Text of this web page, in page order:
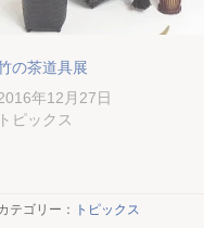
の茶道具展
年12月27日
トピックス
テゴリー： トピックス